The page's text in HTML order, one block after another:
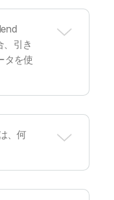
クリックしてく
合わせやサポー
者からの連絡を
い合わせくださ
、引き
タを使
）は、 30 日間
Cloud エディ
い場合、データ
、何